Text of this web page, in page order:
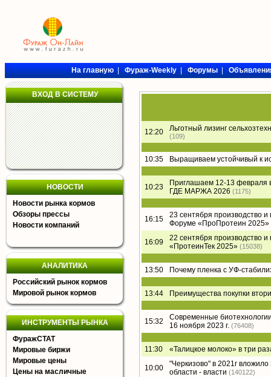
На главную|Фураж-Weekly|Форумы|
ВХОД В СИСТЕМУ
НОВОСТИ
Новости рынка кормов
Обзоры прессы
Новости компаний
АНАЛИТИКА
Российский рынок кормов
Мировой рынок кормов
ИНСТРУМЕНТЫ РЫНКА
ФуражСТАТ
Мировые биржи
Мировые цены
Цены на масличные
12:20 Льготный лизинг
(109)
10:35 Выращиваем устойчивый к
10:23
Приглашаем 12-13 февраля
ГДЕ МАРЖА 2026 (1175)
16:15
23 сентября производство
Форуме «ПроПротеин 2025»
16:09
22 сентября производство
«ПротеинТек 2025» (15038)
13:50 Почему пленка с УФ-
13:44 Преимущества покупки
15:32
Современные
16 ноября 2023 г. (76408)
11:30 «Талицкое молоко» в три
10:00
"Черкизово" в 2021г
области - власти (140122)